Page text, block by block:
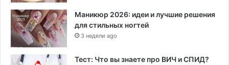
Маникюр 2026: идеи и лучшие решения
для стильных ногтей
3 недели ago
Тест: Что вы знаете про ВИЧ и СПИД?